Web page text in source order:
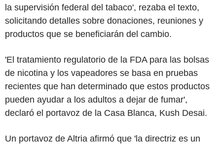
la supervisión federal del tabaco', rezaba el texto,
solicitando detalles sobre donaciones, reuniones y
productos que se beneficiarán del cambio.
'El tratamiento regulatorio de la FDA para las bolsas
de nicotina y los vapeadores se basa en pruebas
recientes que han determinado que estos productos
pueden ayudar a los adultos a dejar de fumar',
declaró el portavoz de la Casa Blanca, Kush Desai.
Un portavoz de Altria afirmó que 'la directriz es un